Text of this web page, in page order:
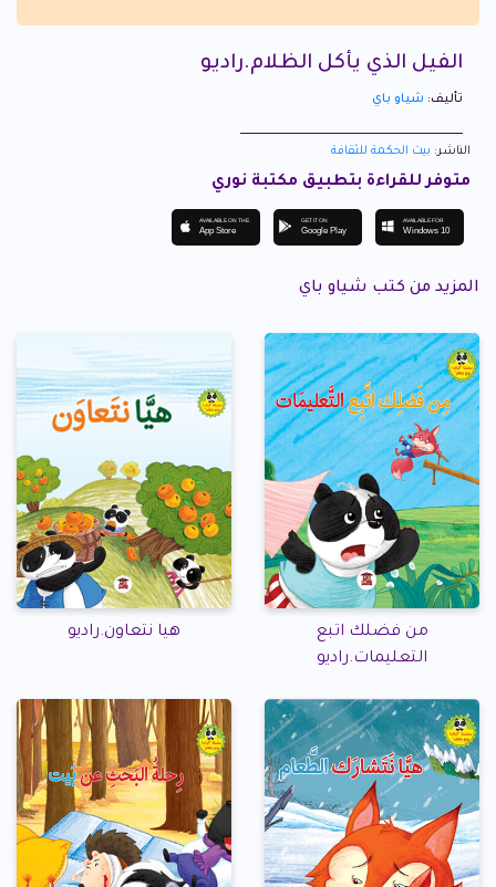
الفيل الذي يأكل الظلام.راديو
تأليف: شياو باي
الناشر: بيت الحكمة للثقافة
متوفر للقراءة بتطبيق مكتبة نوري
AVAILABLE ON THE
App Store
GET IT ON
Google Play
AVAILABLE FOR
Windows 10
المزيد من كتب شياو باي
من فضلك اتبع
التعليمات.راديو
هيا نتعاون.راديو